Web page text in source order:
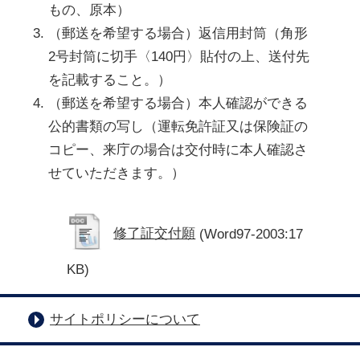
もの、原本）
（郵送を希望する場合）返信用封筒（角形
2号封筒に切手〈140円〉貼付の上、送付先
を記載すること。）
（郵送を希望する場合）本人確認ができる
公的書類の写し（運転免許証又は保険証の
コピー、来庁の場合は交付時に本人確認さ
せていただきます。）
修了証交付願 (Word97-2003:17
KB)
サイトポリシーについて